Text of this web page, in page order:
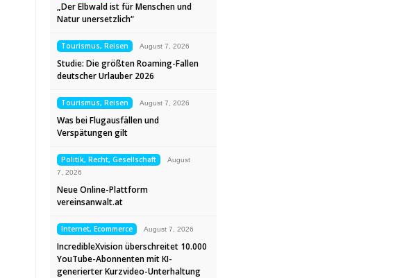
„Der Elbwald ist für Menschen und
Natur unersetzlich“
Tourismus, Reisen August 7, 2026
Studie: Die größten Roaming-Fallen
deutscher Urlauber 2026
Tourismus, Reisen August 7, 2026
Was bei Flugausfällen und
Verspätungen gilt
Politik, Recht, Gesellschaft
August
7, 2026
Neue Online-Plattform
vereinsanwalt.at
Internet, Ecommerce August 7, 2026
IncredibleXvision überschreitet 10.000
YouTube-Abonnenten mit KI-
generierter Kurzvideo-Unterhaltung